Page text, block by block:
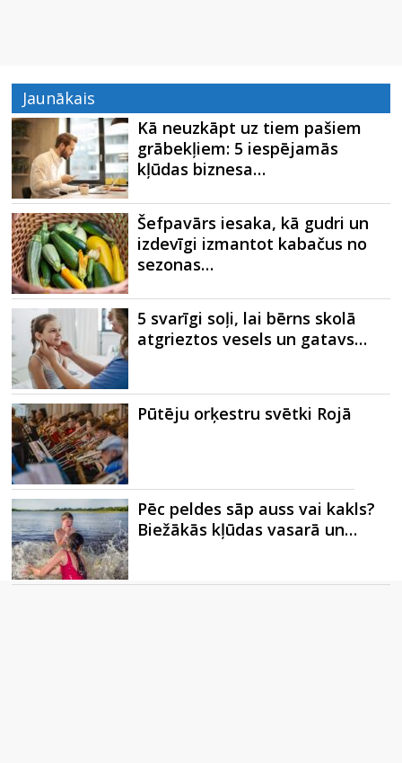
Jaunākais
Kā neuzkāpt uz tiem pašiem
grābekļiem: 5 iespējamās
kļūdas biznesa…
Šefpavārs iesaka, kā gudri un
izdevīgi izmantot kabačus no
sezonas…
5 svarīgi soļi, lai bērns skolā
atgrieztos vesels un gatavs…
Pūtēju orķestru svētki Rojā
Pēc peldes sāp auss vai kakls?
Biežākās kļūdas vasarā un…